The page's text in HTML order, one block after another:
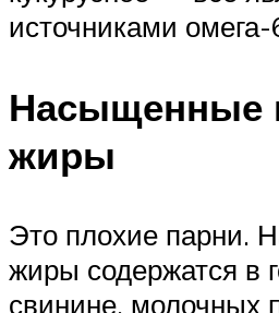
источниками омега-
Насыщенные
жиры
Это плохие парни.
жиры содержатся в
свинине, молочных